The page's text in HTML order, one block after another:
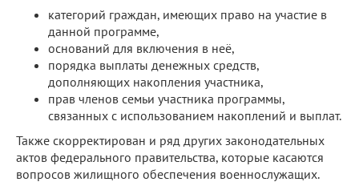
категорий граждан, имеющих право на участие в
данной программе,
оснований для включения в неё,
порядка выплаты денежных средств,
дополняющих накопления участника,
прав членов семьи участника программы,
связанных с использованием накоплений и выплат.
Также скорректирован и ряд других законодательных
актов федерального правительства, которые касаются
вопросов жилищного обеспечения военнослужащих.